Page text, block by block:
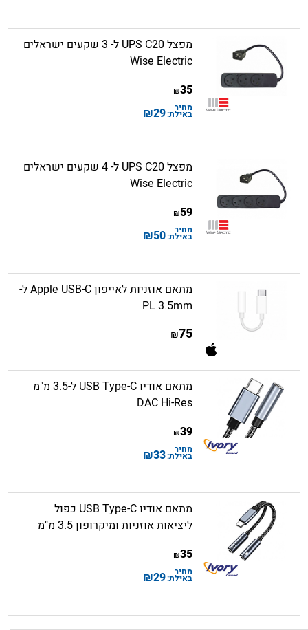
מפצל UPS C20 ל- 3 שקעים ישראלים
Wise Electric
35
₪
מחיר
באילת:29
₪
מפצל UPS C20 ל- 4 שקעים ישראלים
Wise Electric
59
₪
מחיר
באילת:50
₪
מתאם אוזניות לאייפון Apple USB-C ל-
PL 3.5mm
75
₪
מתאם אודיו USB Type-C ל-3.5 מ"מ
DAC Hi-Res
39
₪
מחיר
באילת:33
₪
מתאם אודיו USB Type-C כפול
ליציאות אוזניות ומיקרופון 3.5 מ"מ
35
₪
מחיר
באילת:29
₪